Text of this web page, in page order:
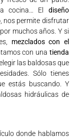
cocina… El diseño
, nos permite disfrutar
muchos años. Y si
mezclados con el
con una tienda
las baldosas que
Sólo tienes
estás buscando. Y
hidráulicas de
donde hablamos